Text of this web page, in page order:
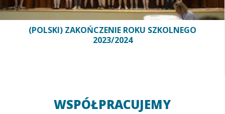
(POLSKI) ZAKOŃCZENIE ROKU SZKOLNEGO
2023/2024
WSPÓŁPRACUJEMY